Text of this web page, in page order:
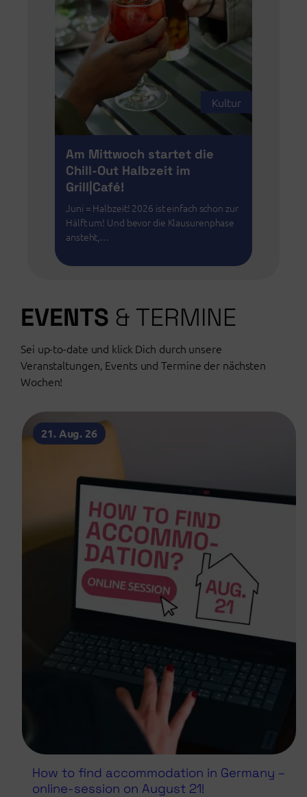
Kultur
Am Mittwoch startet die
Chill-Out Halbzeit im
Grill|Café!
Juni = Halbzeit! 2026 ist einfach schon zur
Hälft um! Und bevor die Klausurenphase
ansteht,…
EVENTS & TERMINE
Sei up-to-date und klick Dich durch unsere
Veranstaltungen, Events und Termine der nächsten
Wochen!
21. Aug. 26
How to find accommodation in Germany –
online-session on August 21!